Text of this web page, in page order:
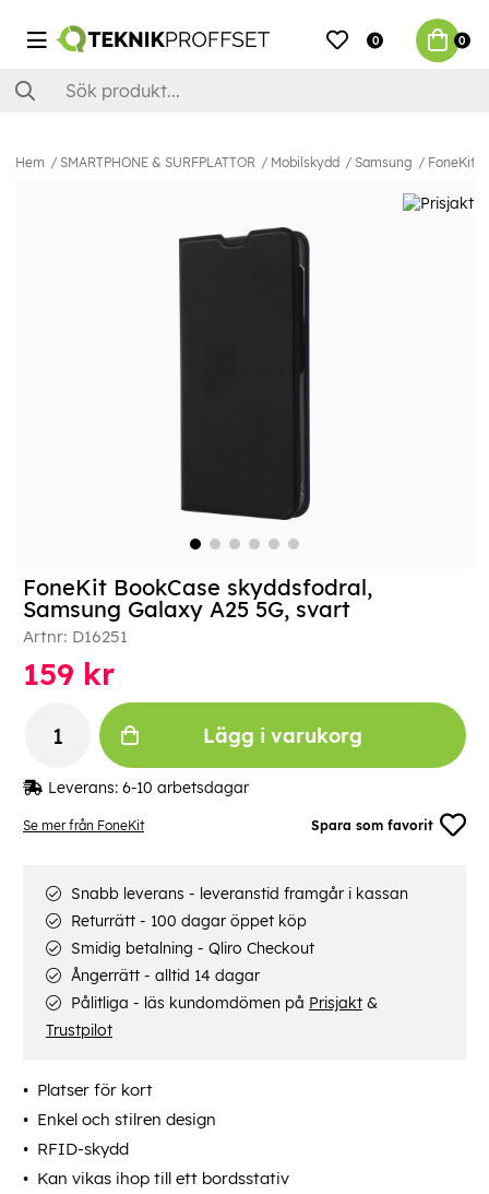
0 0
Hem SMARTPHONE & SURFPLATTOR Mobilskydd Samsung FoneKit
Se mer från FoneKit Spara som favorit
FoneKit BookCase skyddsfodral,
Samsung Galaxy A25 5G, svart
Artnr: D16251
Platser för kort
Enkel och stilren design
RFID-skydd
Kan vikas ihop till ett bordsstativ
159 kr
Lägg i varukorg
Leverans: 6-10 arbetsdagar
Snabb leverans - leveranstid framgår i kassan
Returrätt - 100 dagar öppet köp
Smidig betalning - Qliro Checkout
Ångerrätt - alltid 14 dagar
Pålitliga - läs kundomdömen på Prisjakt &
Trustpilot